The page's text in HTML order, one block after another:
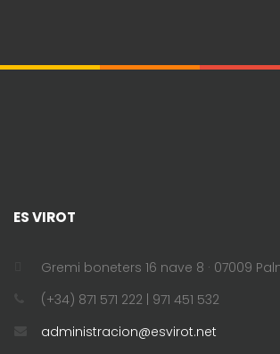
ES VIROT
Gremi boneters 16 nave 8 · 07009
(+34) 871 571 222 | 971 451 532
administracion@esvirot.net